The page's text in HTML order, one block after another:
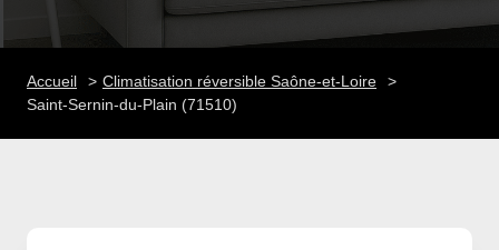
Accueil
Climatisation réversible Saône-et-Loire
Saint-Sernin-du-Plain (71510)